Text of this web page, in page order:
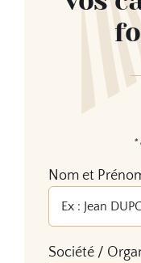
*
Nom et
Société /